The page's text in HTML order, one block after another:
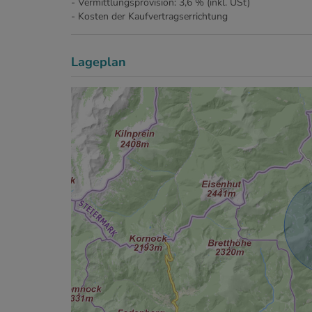
- Kosten der Kaufvertragserrichtung
Lageplan